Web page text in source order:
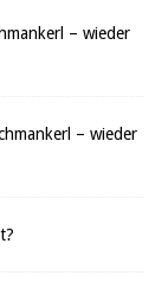
– wieder
– wieder